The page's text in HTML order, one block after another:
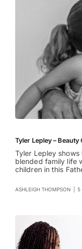
Tyler Lepley –
Tyler Lepley
blended family life
children in this
ASHLEIGH THOMPSON 5